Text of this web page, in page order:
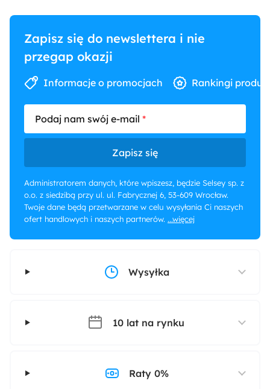
Zapisz się do newslettera i nie
przegap okazji
Informacje o promocjach Rankingi
Podaj nam swój e-mail
Zapisz się
Administratorem danych, które wpiszesz, będzie Selsey sp. z
o.o. z siedzibą przy ul. ul. Fabrycznej 6, 53-609 Wrocław.
Twoje dane będą przetwarzane w celu wysyłania Ci naszych
ofert handlowych i naszych partnerów. ...więcej
Wysyłka
10 lat na rynku
Raty 0%